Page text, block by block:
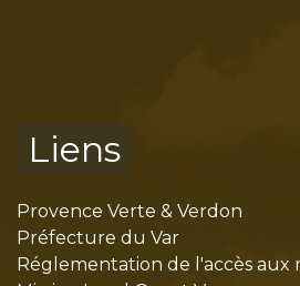
Liens
Provence Verte & Verdon
Préfecture du Var
Réglementation de l'accès aux